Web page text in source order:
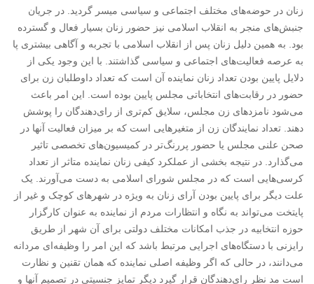
زنان در حوضه‌های مختلف اجتماعی و سیاسی میسر گردید. در جریان
جنبش‌های منجر به انقلاب اسلامی نیز حضور زنان بسیار فعال و گسترده
بود. به همین دلیل زنان پس از انقلاب اسلامی با تجربه و آگاهی بیشتری پا
به عرصه فعالیت‌های اجتماعی و سیاسی گذاشتند. با این وجود یکی از
دلایل پایین بودن تعداد زنان نماینده آن است که تعداد داوطلبان زن برای
حضور در رقابت‌های انتخاباتی مجلس پایین بوده است. این امر باعث
می‌شود نامزدهای زن مجلس، سلایق کم‌تری از رای‌دهندگان را پوشش
دهند. تعداد نمایندگان زن از متغیرهایی است که بر میزان فعالیت آنها در
صحن علنی مجلس یا حضور پررنگ‌تر در کمیسیون‌های تخصصی تاثیر
می‌گذارد. در نتیجه بخشی از عملکرد کیفی زنان نماینده متاثر از تعداد
کرسی‌هایی است که در مجلس شورای اسلامی به دست می‌آورند. یک
علت دیگر برای پایین بودن آرای زنان به ویژه در شهرهای کوچک و غیر از
پایتخت می‌تواند به نگاه و انتظارات مردم از نماینده به عنوان کارگزار
حوزه انتخابیه در جذب امکانات مختلف دولتی برای آن شهر از طریق
رایزنی با دستگاه‌های اجرایی مرتبط باشد که این امر را وظیفه‌ای مردانه
می‌دانند، در حالی که اگر وظیفه اصلی نماینده که همان تقنین و نظارت
است مد نظر رای‌دهندگان قرار گیرد دیگر تمایز جنسیتی در تصمیم آنها و